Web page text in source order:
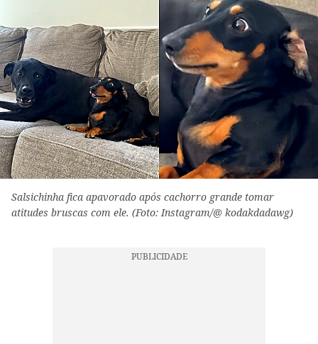
Salsichinha fica apavorado após cachorro grande tomar
atitudes bruscas com ele. (Foto: Instagram/@ kodakdadawg)